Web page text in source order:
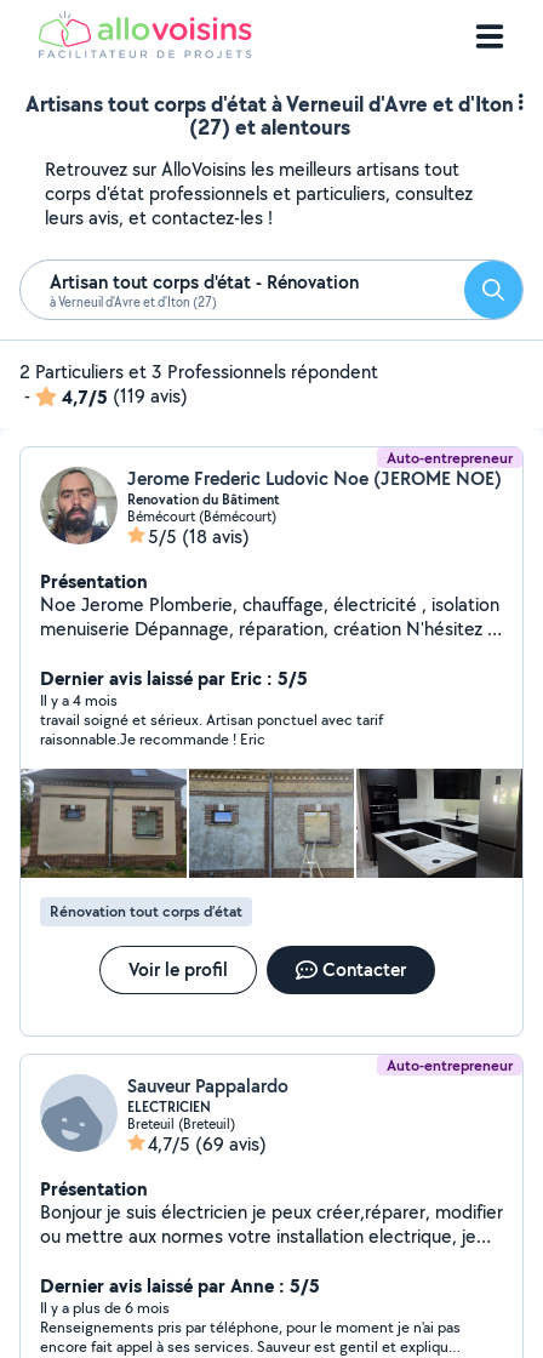
Artisans tout corps d'état à Verneuil d'Avre et d'Iton
(27) et alentours
Retrouvez sur AlloVoisins les meilleurs artisans tout
corps d'état professionnels et particuliers, consultez
leurs avis, et contactez-les !
Artisan tout corps d'état - Rénovation
à Verneuil d'Avre et d'Iton (27)
2 Particuliers et 3 Professionnels répondent
-
4,7/5 (119 avis)
Auto-entrepreneur
Jerome Frederic Ludovic Noe (JEROME NOE)
Renovation du Bâtiment
Bémécourt (Bémécourt)
5/5 (18 avis)
Présentation
Noe Jerome Plomberie, chauffage, électricité , isolation
menuiserie Dépannage, réparation, création N'hésitez à
Dernier avis laissé par Eric : 5/5
Il y a 4 mois
travail soigné et sérieux. Artisan ponctuel avec tarif
raisonnable.Je recommande ! Eric
Rénovation tout corps d’état
Voir le profil Contacter
Auto-entrepreneur
Sauveur Pappalardo
ELECTRICIEN
Breteuil (Breteuil)
4,7/5 (69 avis)
Présentation
Bonjour je suis électricien je peux créer,réparer, modifier
ou mettre aux normes votre installation electrique, je
Dernier avis laissé par Anne : 5/5
Il y a plus de 6 mois
Renseignements pris par téléphone, pour le moment je n'ai pas
encore fait appel à ses services. Sauveur est gentil et explique